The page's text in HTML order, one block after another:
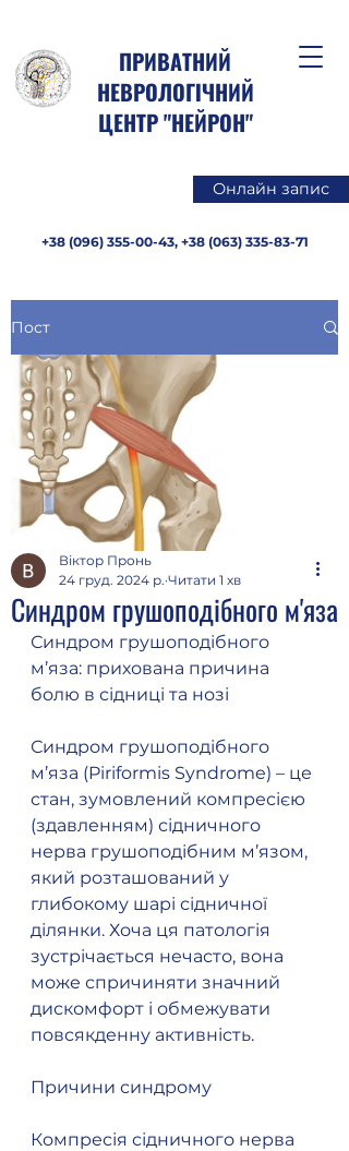
ПРИВАТНИЙ
НЕВРОЛОГІЧНИЙ
ЦЕНТР "НЕЙРОН"
Онлайн запис
+38 (096) 355-00-43, +38 (063) 335-83-71
Пост
Синдром грушоподібного м'яза
Віктор Пронь
24 груд. 2024 р. Читати 1 хв
Синдром грушоподібного
м’яза: прихована причина
болю в сідниці та нозі
Синдром грушоподібного
м’яза (Piriformis Syndrome) – це
стан, зумовлений компресією
(здавленням) сідничного
нерва грушоподібним м’язом,
який розташований у
глибокому шарі сідничної
ділянки. Хоча ця патологія
зустрічається нечасто, вона
може спричиняти значний
дискомфорт і обмежувати
повсякденну активність.
Причини синдрому
Компресія сідничного нерва